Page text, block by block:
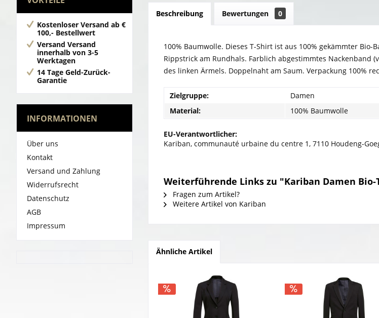
Kostenloser Versand ab €
100,- Bestellwert
Versand Versand
innerhalb von 3-5
Werktagen
14 Tage Geld-Zurück-
Garantie
INFORMATIONEN
Über uns
Kontakt
Versand und Zahlung
Widerrufsrecht
Datenschutz
AGB
Impressum
Beschreibung Bewertungen 0
100% Baumwolle. Dieses T-Shirt ist aus 100% gekämmter
Rippstrick am Rundhals. Farblich abgestimmtes
des linken Ärmels. Doppelnaht am Saum. Verpackung 100%
Zielgruppe:
Damen
Material:
100% Baumwolle
EU-Verantwortlicher:
Kariban, communauté urbaine du centre 1, 7110 Houdeng-
Weiterführende Links zu "Kariban Damen
Fragen zum Artikel?
Weitere Artikel von Kariban
Ähnliche Artikel